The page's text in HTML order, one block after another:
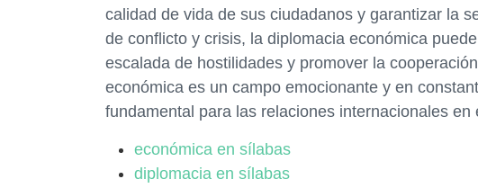
calidad de vida de sus ciudadanos y garantizar la
de conflicto y crisis, la diplomacia económica
escalada de hostilidades y promover la
económica es un campo emocionante y en
fundamental para las relaciones internacionales en
económica en sílabas
diplomacia en sílabas